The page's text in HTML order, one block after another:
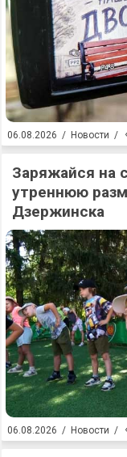
06.08.2026 / Новости /
Заряжайся на
утреннюю
Дзержинска
06.08.2026 / Новости /